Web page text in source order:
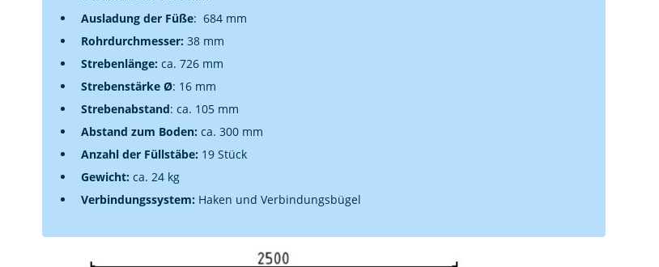
Ausladung der Füße: 684 mm
Rohrdurchmesser: 38 mm
Strebenlänge: ca. 726 mm
Strebenstärke Ø: 16 mm
Strebenabstand: ca. 105 mm
Abstand zum Boden: ca. 300 mm
Anzahl der Füllstäbe: 19 Stück
Gewicht: ca. 24 kg
Verbindungssystem: Haken und Verbindungsbügel